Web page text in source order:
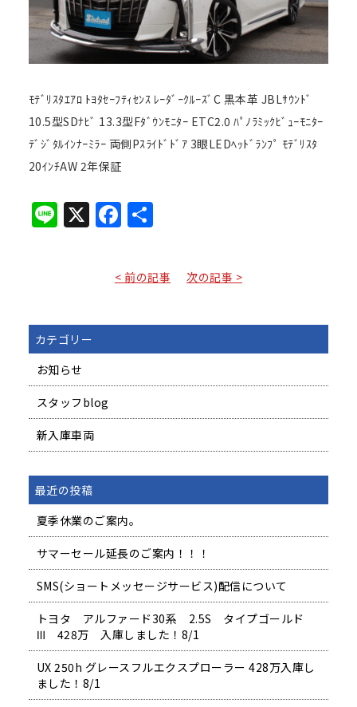
ﾓﾃﾞﾘｽﾀｴｱﾛ ﾄﾖﾀｾｰﾌﾃｨｾﾝｽ ﾚｰﾀﾞｰｸﾙｰｽﾞC 黒本革 JBLｻｳﾝﾄﾞ
10.5型SDﾅﾋﾞ 13.3型Fﾀﾞｳﾝﾓﾆﾀｰ ETC2.0 ﾊﾟﾉﾗﾐｯｸﾋﾞｭｰﾓﾆﾀｰ
ﾃﾞｼﾞﾀﾙｲﾝﾅｰﾐﾗｰ 両側Pｽﾗｲﾄﾞﾄﾞｱ 3眼LEDﾍｯﾄﾞﾗﾝﾌﾟ ﾓﾃﾞﾘｽﾀ
20ｲﾝﾁAW 2年保証
Line
X Facebook
共
< 前の記事 次の記事 >
カテゴリー
お知らせ
スタッフblog
新入庫車両
最近の投稿
夏季休業のご案内。
サマーセール延長のご案内！！！
SMS(ショートメッセージサービス)配信について
トヨタ アルファード30系 2.5S タイプゴールド
Ⅲ 428万 入庫しました！8/1
UX 250h グレースフルエクスプローラー 428万入庫し
ました！8/1